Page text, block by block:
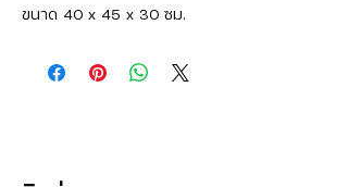
ขนาด 40 x 45 x 30 ซม.